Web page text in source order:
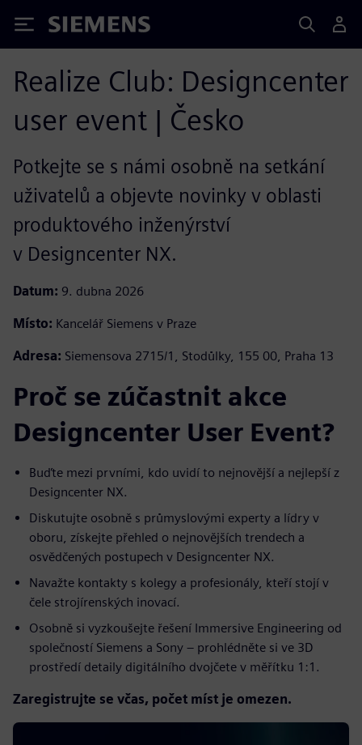
Siemens
Realize Club: Designcenter
user event | Česko
Potkejte se s námi osobně na setkání
uživatelů a objevte novinky v oblasti
produktového inženýrství
v Designcenter NX.
Datum: 9. dubna 2026
Místo: Kancelář Siemens v Praze
Adresa: Siemensova 2715/1, Stodůlky, 155 00, Praha 13
Proč se zúčastnit akce
Designcenter User Event?
Buďte mezi prvními, kdo uvidí to nejnovější a nejlepší z
Designcenter NX.
Diskutujte osobně s průmyslovými experty a lídry v
oboru, získejte přehled o nejnovějších trendech a
osvědčených postupech v Designcenter NX.
Navažte kontakty s kolegy a profesionály, kteří stojí v
čele strojírenských inovací.
Osobně si vyzkoušejte řešení Immersive Engineering od
společností Siemens a Sony – prohlédněte si ve 3D
prostředí detaily digitálního dvojčete v měřítku 1:1.
Zaregistrujte se včas, počet míst je omezen.